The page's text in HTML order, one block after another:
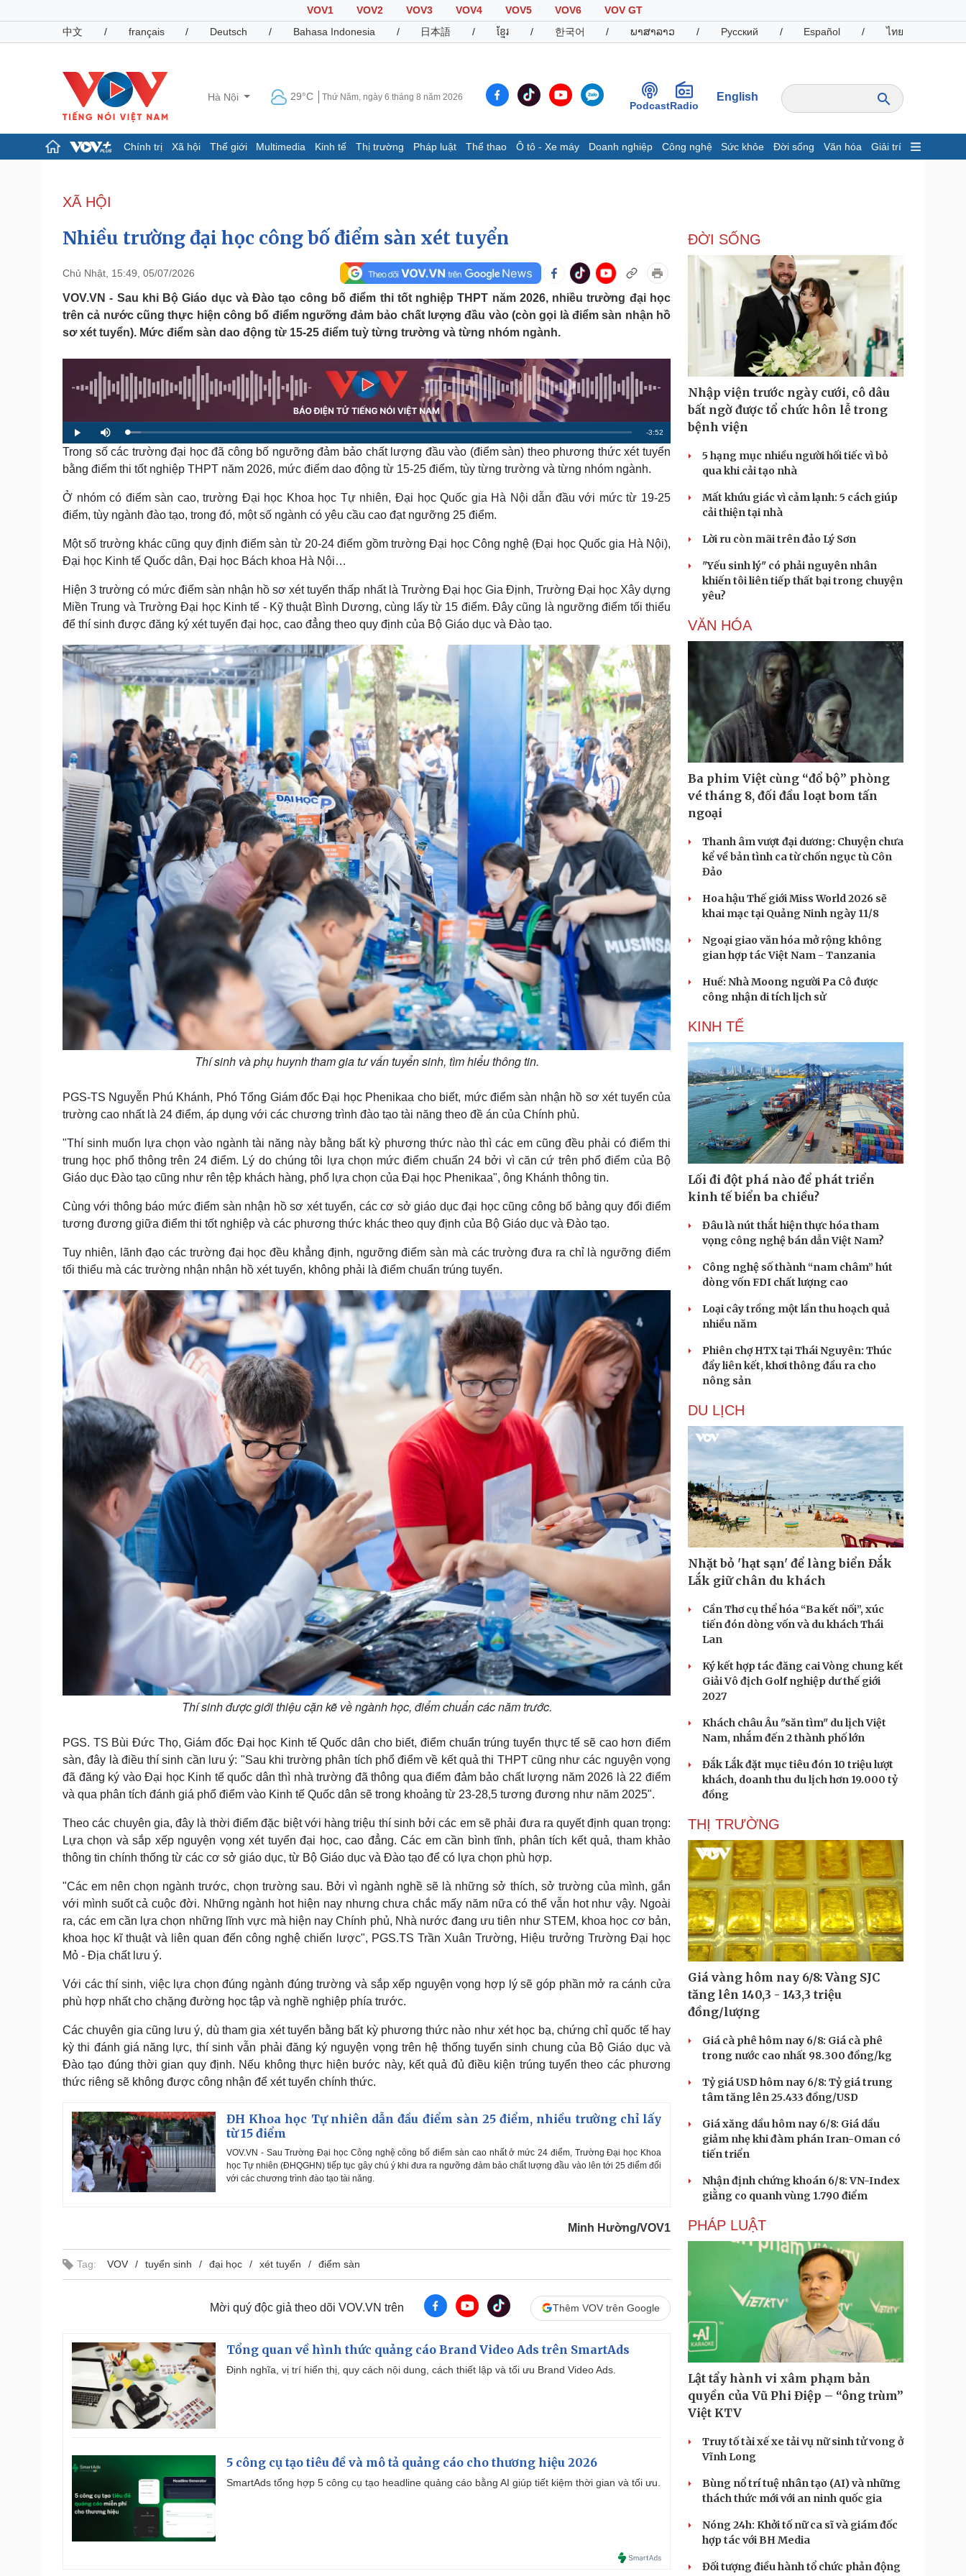
VOV1 VOV2 VOV3 VOV4 VOV5 VOV6
VOV GT
中文
/ français / Deutsch / Bahasa Indonesia / 日本語 / ខ្មែរ / 한국어 / ພາສາລາວ / Русский / Español / ไทย
Hà Nội 29°C Thứ Năm, ngày 6 tháng 8 năm 2026
PodcastRadio
English
Chính trị Xã hội Thế giới Multimedia Kinh tế Thị trường Pháp luật Thể thao Ô tô - Xe máy Doanh nghiệp Công nghệ Sức khỏe Đời sống Văn hóa Giải trí
Đảng
Tổ chức nhân sự
Quốc hội
Nhận diện sự thật
Dấu ấn VOV
Hồ sơ
E-Magazine
Infographic
Giá cà phê
Pháp luật
Vụ án
Tin nóng
Quân sự - Quốc phòng
Vũ khí
Việt Nam
Thể thao
Bóng đá
Lịch thi đấu bóng đá
eSports
Hậu trường
Ô tô - Xe máy
Ô tô
Xe máy
Doanh nghiệp
Thông tin doanh nghiệp
Vì cộng đồng
Công nghệ
Sành điệu
Tin Công nghệ
Trải nghiệm
Chuyển đổi số
Sức khỏe
Cây thuốc
Sản phụ khoa
Nhi khoa
Làm đẹp - giảm cân
Phòng mạch online
Ăn sạch sống khỏe
Đời sống
Blog
Tình yêu - Gia đình
Văn hóa
Sân khấu - Điện ảnh
Văn học
Âm nhạc
Di sản
Giải trí
Nghệ sĩ
Thời trang
Sao Việt
Du lịch
Săn Tour
check-in
Podcast
Cửa sổ tình yêu
Kể chuyện cho bé
Cải chính
XÃ HỘI
Nhiều trường đại học công bố điểm sàn xét tuyển
Chủ Nhật, 15:49, 05/07/2026
VOV.VN - Sau khi Bộ Giáo dục và Đào tạo công bố điểm thi tốt nghiệp THPT năm 2026, nhiều trường đại học
trên cả nước cũng thực hiện công bố điểm ngưỡng đảm bảo chất lượng đầu vào (còn gọi là điểm sàn nhận hồ
sơ xét tuyển). Mức điểm sàn dao động từ 15-25 điểm tuỳ từng trường và từng nhóm ngành.
P
l
a
y
M
u
t
e
L
o
a
d
e
d
.
6
%
R
e
m
a
n
g
i
m
e
-3:52
Trong số các trường đại học đã công bố ngưỡng đảm bảo chất lượng đầu vào (điểm sàn) theo phương thức xét tuyển
bằng điểm thi tốt nghiệp THPT năm 2026, mức điểm dao động từ 15-25 điểm, tùy từng trường và từng nhóm ngành.
Ở nhóm có điểm sàn cao, trường Đại học Khoa học Tự nhiên, Đại học Quốc gia Hà Nội dẫn đầu với mức từ 19-25
điểm, tùy ngành đào tạo, trong đó, một số ngành có yêu cầu cao đạt ngưỡng 25 điểm.
Một số trường khác cũng quy định điểm sàn từ 20-24 điểm gồm trường Đại học Công nghệ (Đại học Quốc gia Hà Nội),
Đại học Kinh tế Quốc dân, Đại học Bách khoa Hà Nội…
Hiện 3 trường có mức điểm sàn nhận hồ sơ xét tuyển thấp nhất là Trường Đại học Gia Định, Trường Đại học Xây dựng
Miền Trung và Trường Đại học Kinh tế - Kỹ thuật Bình Dương, cùng lấy từ 15 điểm. Đây cũng là ngưỡng điểm tối thiểu
để thí sinh được đăng ký xét tuyển đại học, cao đẳng theo quy định của Bộ Giáo dục và Đào tạo.
Thí sinh và phụ huynh tham gia tư vấn tuyển sinh, tìm hiểu thông tin.
PGS-TS Nguyễn Phú Khánh, Phó Tổng Giám đốc Đại học Phenikaa cho biết, mức điểm sàn nhận hồ sơ xét tuyển của
trường cao nhất là 24 điểm, áp dụng với các chương trình đào tạo tài năng theo đề án của Chính phủ.
"Thí sinh muốn lựa chọn vào ngành tài năng này bằng bất kỳ phương thức nào thì các em cũng đều phải có điểm thi
trung học phổ thông trên 24 điểm. Lý do chúng tôi lựa chọn mức điểm chuẩn 24 bởi vì căn cứ trên phổ điểm của Bộ
Giáo dục Đào tạo cũng như rên tệp khách hàng, phổ lựa chọn của Đại học Phenikaa", ông Khánh thông tin.
Cùng với thông báo mức điểm sàn nhận hồ sơ xét tuyển, các cơ sở giáo dục đại học cũng công bố bảng quy đổi điểm
tương đương giữa điểm thi tốt nghiệp và các phương thức khác theo quy định của Bộ Giáo dục và Đào tạo.
Tuy nhiên, lãnh đạo các trường đại học đều khẳng định, ngưỡng điểm sàn mà các trường đưa ra chỉ là ngưỡng điểm
tối thiểu mà các trường nhận nhận hồ xét tuyển, không phải là điểm chuẩn trúng tuyển.
Thí sinh được giới thiệu cặn kẽ về ngành học, điểm chuẩn các năm trước.
PGS. TS Bùi Đức Thọ, Giám đốc Đại học Kinh tế Quốc dân cho biết, điểm chuẩn trúng tuyển thực tế sẽ cao hơn điểm
sàn, đây là điều thí sinh cần lưu ý: "Sau khi trường phân tích phổ điểm về kết quả thi THPT cũng như các nguyện vọng
đã đăng ký vào Đại học Kinh tế quốc dân thì nhà trường đã thông qua điểm đảm bảo chất lượng năm 2026 là 22 điểm
và qua phân tích đánh giá phổ điểm vào Kinh tế Quốc dân sẽ trong khoảng từ 23-28,5 tương đương như năm 2025".
Theo các chuyên gia, đây là thời điểm đặc biệt với hàng triệu thí sinh bởi các em sẽ phải đưa ra quyết định quan trọng:
Lựa chọn và sắp xếp nguyện vọng xét tuyển đại học, cao đẳng. Các em cần bình tĩnh, phân tích kết quả, tham khảo
thông tin chính thống từ các cơ sở giáo dục, từ Bộ Giáo dục và Đào tạo để có lựa chọn phù hợp.
"Các em nên chọn ngành trước, chọn trường sau. Bởi vì ngành nghề sẽ là những sở thích, sở trường của mình, gắn
với mình suốt cả cuộc đời. Những ngành hot hiện nay nhưng chưa chắc mấy năm nữa có thể vẫn hot như vậy. Ngoài
ra, các em cần lựa chọn những lĩnh vực mà hiện nay Chính phủ, Nhà nước đang ưu tiên như STEM, khoa học cơ bản,
khoa học kĩ thuật và liên quan đến công nghệ chiến lược", PGS.TS Trần Xuân Trường, Hiệu trưởng Trường Đại học
Mỏ - Địa chất lưu ý.
Với các thí sinh, việc lựa chọn đúng ngành đúng trường và sắp xếp nguyện vọng hợp lý sẽ góp phần mở ra cánh cửa
phù hợp nhất cho chặng đường học tập và nghề nghiệp phía trước.
Các chuyên gia cũng lưu ý, dù tham gia xét tuyển bằng bất kỳ phương thức nào như xét học bạ, chứng chỉ quốc tế hay
kỳ thi đánh giá năng lực, thí sinh vẫn phải đăng ký nguyện vọng trên hệ thống tuyển sinh chung của Bộ Giáo dục và
Đào tạo đúng thời gian quy định. Nếu không thực hiện bước này, kết quả đủ điều kiện trúng tuyển theo các phương
thức riêng sẽ không được công nhận để xét tuyển chính thức.
ĐH Khoa học Tự nhiên dẫn đầu điểm sàn 25 điểm, nhiều trường chỉ lấy
từ 15 điểm
VOV.VN - Sau Trường Đại học Công nghệ công bố điểm sàn cao nhất ở mức 24 điểm, Trường Đại học Khoa
học Tự nhiên (ĐHQGHN) tiếp tục gây chú ý khi đưa ra ngưỡng đảm bảo chất lượng đầu vào lên tới 25 điểm đối
với các chương trình đào tạo tài năng.
Minh Hường/VOV1
Tag: VOV tuyển sinh đại học xét tuyển điểm sàn
Mời quý độc giả theo dõi VOV.VN trên Thêm VOV trên Google
Tổng quan về hình thức quảng cáo Brand Video Ads trên SmartAds
Định nghĩa, vị trí hiển thị, quy cách nội dung, cách thiết lập và tối ưu Brand Video Ads.
5 công cụ tạo tiêu đề và mô tả quảng cáo cho thương hiệu 2026
SmartAds tổng hợp 5 công cụ tạo headline quảng cáo bằng AI giúp tiết kiệm thời gian và tối ưu.
ĐỜI SỐNG
Nhập viện trước ngày cưới, cô dâu
bất ngờ được tổ chức hôn lễ trong
bệnh viện
5 hạng mục nhiều người hối tiếc vì bỏ
qua khi cải tạo nhà
Mất khứu giác vì cảm lạnh: 5 cách giúp
cải thiện tại nhà
Lời ru còn mãi trên đảo Lý Sơn
"Yếu sinh lý" có phải nguyên nhân
khiến tôi liên tiếp thất bại trong chuyện
yêu?
VĂN HÓA
Ba phim Việt cùng “đổ bộ” phòng
vé tháng 8, đối đầu loạt bom tấn
ngoại
Thanh âm vượt đại dương: Chuyện chưa
kể về bản tình ca từ chốn ngục tù Côn
Đảo
Hoa hậu Thế giới Miss World 2026 sẽ
khai mạc tại Quảng Ninh ngày 11/8
Ngoại giao văn hóa mở rộng không
gian hợp tác Việt Nam - Tanzania
Huế: Nhà Moong người Pa Cô được
công nhận di tích lịch sử
KINH TẾ
Lối đi đột phá nào để phát triển
kinh tế biển ba chiều?
Đâu là nút thắt hiện thực hóa tham
vọng công nghệ bán dẫn Việt Nam?
Công nghệ số thành “nam châm” hút
dòng vốn FDI chất lượng cao
Loại cây trồng một lần thu hoạch quả
nhiều năm
Phiên chợ HTX tại Thái Nguyên: Thúc
đẩy liên kết, khơi thông đầu ra cho
nông sản
DU LỊCH
Nhặt bỏ 'hạt sạn' để làng biển Đắk
Lắk giữ chân du khách
Cần Thơ cụ thể hóa “Ba kết nối”, xúc
tiến đón dòng vốn và du khách Thái
Lan
Ký kết hợp tác đăng cai Vòng chung kết
Giải Vô địch Golf nghiệp dư thế giới
2027
Khách châu Âu "săn tìm" du lịch Việt
Nam, nhắm đến 2 thành phố lớn
Đắk Lắk đặt mục tiêu đón 10 triệu lượt
khách, doanh thu du lịch hơn 19.000 tỷ
đồng
THỊ TRƯỜNG
Giá vàng hôm nay 6/8: Vàng SJC
tăng lên 140,3 - 143,3 triệu
đồng/lượng
Giá cà phê hôm nay 6/8: Giá cà phê
trong nước cao nhất 98.300 đồng/kg
Tỷ giá USD hôm nay 6/8: Tỷ giá trung
tâm tăng lên 25.433 đồng/USD
Giá xăng dầu hôm nay 6/8: Giá dầu
giảm nhẹ khi đàm phán Iran-Oman có
tiến triển
Nhận định chứng khoán 6/8: VN-Index
giằng co quanh vùng 1.790 điểm
PHÁP LUẬT
Lật tẩy hành vi xâm phạm bản
quyền của Vũ Phi Điệp – “ông trùm”
Việt KTV
Truy tố tài xế xe tải vụ nữ sinh tử vong ở
Vĩnh Long
Bùng nổ trí tuệ nhân tạo (AI) và những
thách thức mới với an ninh quốc gia
Nóng 24h: Khởi tố nữ ca sĩ và giám đốc
hợp tác với BH Media
Đối tượng điều hành tổ chức phản động